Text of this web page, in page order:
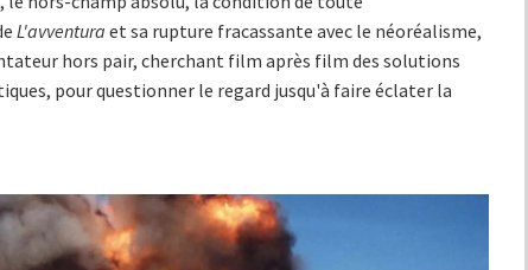
L'avventura et sa rupture fracassante avec le néoréalisme,
hors pair, cherchant film après film des solutions
pour questionner le regard jusqu'à faire éclater la